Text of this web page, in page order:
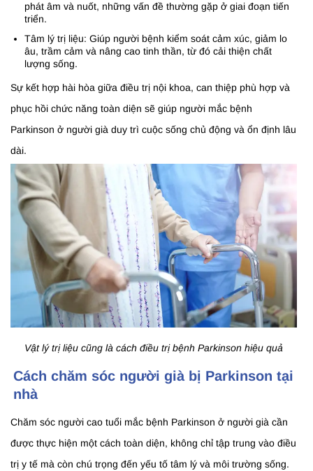
phát âm và nuốt, những vấn đề thường gặp ở giai đoạn tiến
triển.
Tâm lý trị liệu: Giúp người bệnh kiểm soát cảm xúc, giảm lo
âu, trầm cảm và nâng cao tinh thần, từ đó cải thiện chất
lượng sống.
Sự kết hợp hài hòa giữa điều trị nội khoa, can thiệp phù hợp và
phục hồi chức năng toàn diện sẽ giúp người mắc bệnh
Parkinson ở người già duy trì cuộc sống chủ động và ổn định lâu
dài.
Vật lý trị liệu cũng là cách điều trị bệnh Parkinson hiệu quả
Cách chăm sóc người già bị Parkinson tại
nhà
Chăm sóc người cao tuổi mắc bệnh Parkinson ở người già cần
được thực hiện một cách toàn diện, không chỉ tập trung vào điều
trị y tế mà còn chú trọng đến yếu tố tâm lý và môi trường sống.